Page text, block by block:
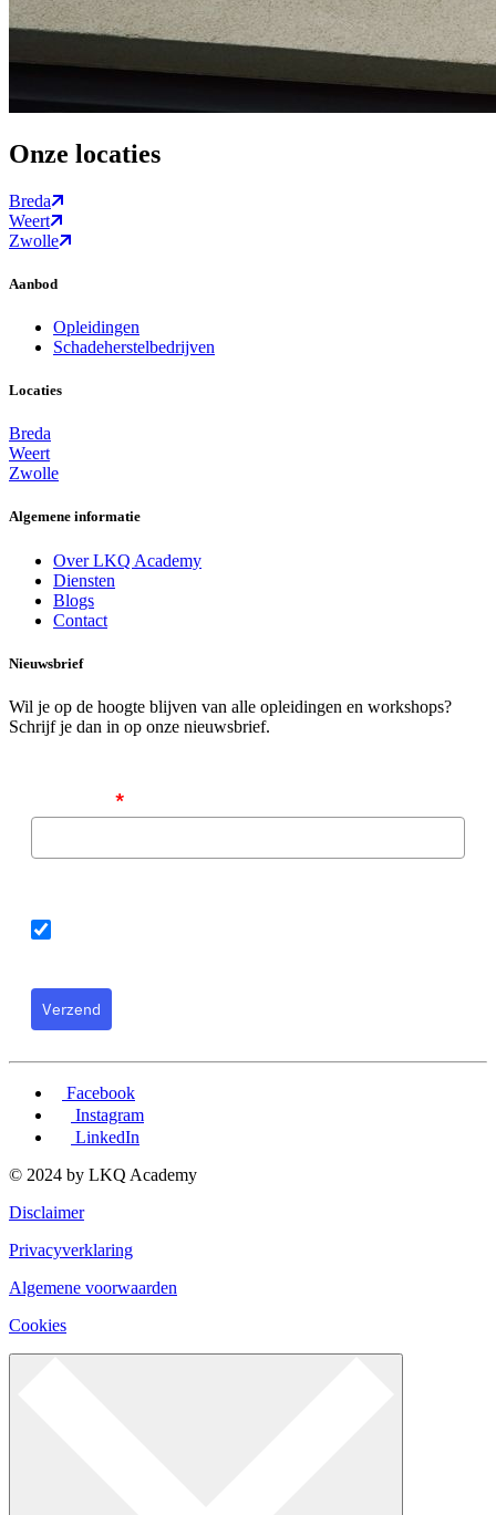
Onze locaties
Breda
Weert
Zwolle
Aanbod
Opleidingen
Schadeherstelbedrijven
Locaties
Breda
Weert
Zwolle
Algemene informatie
Over LKQ Academy
Diensten
Blogs
Contact
Nieuwsbrief
Wil je op de hoogte blijven van alle opleidingen en workshops?
Schrijf je dan in op onze nieuwsbrief.
*
Verzend
Facebook
Instagram
LinkedIn
© 2024 by LKQ Academy
Disclaimer
Privacyverklaring
Algemene voorwaarden
Cookies